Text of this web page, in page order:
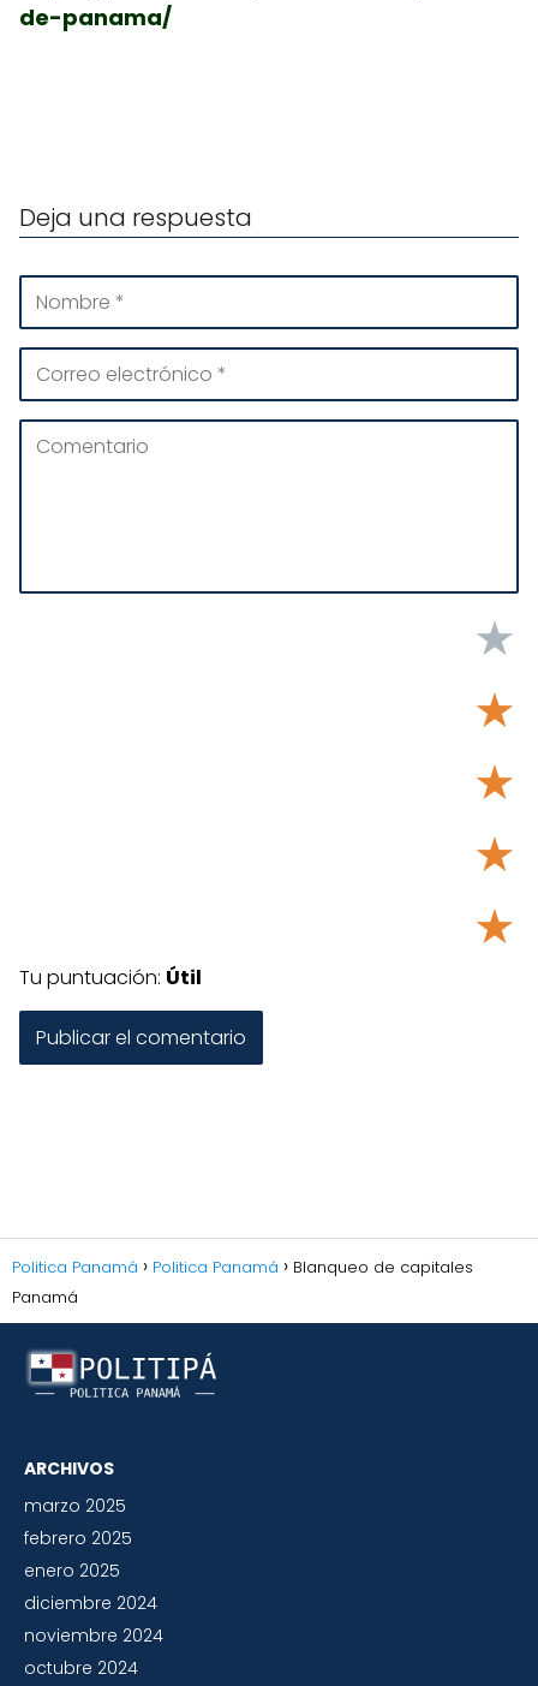
de-panama/
Deja una respuesta
★
★
★
★
★
Tu puntuación: Útil
Politica Panamá Politica Panamá
Blanqueo de capitales
Panamá
ARCHIVOS
marzo 2025
febrero 2025
enero 2025
diciembre 2024
noviembre 2024
octubre 2024